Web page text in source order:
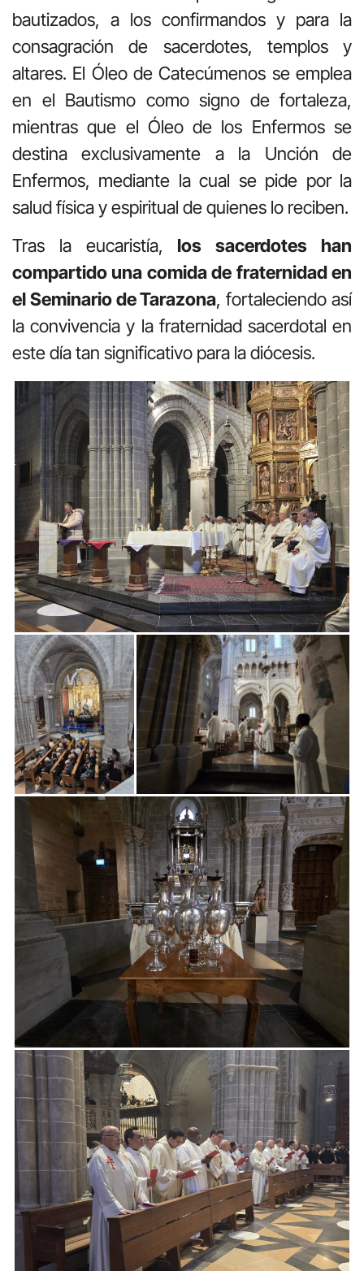
bautizados, a los confirmandos y para la
consagración de sacerdotes, templos y
altares. El Óleo de Catecúmenos se emplea
en el Bautismo como signo de fortaleza,
mientras que el Óleo de los Enfermos se
destina exclusivamente a la Unción de
Enfermos, mediante la cual se pide por la
salud física y espiritual de quienes lo reciben.
Tras la eucaristía, los sacerdotes han
compartido una comida de fraternidad en
el Seminario de Tarazona, fortaleciendo así
la convivencia y la fraternidad sacerdotal en
este día tan significativo para la diócesis.